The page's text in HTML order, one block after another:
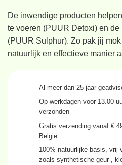
De inwendige producten
te voeren (PUUR Detoxi) en
(PUUR Sulphur). Zo pak jij
natuurlijk en effectieve manier
Al meer dan 25 jaar
Op werkdagen voor 13.00
verzonden
Gratis verzendingvanaf €
België
100% natuurlijke basis, vrij
zoals synthetische geur-,